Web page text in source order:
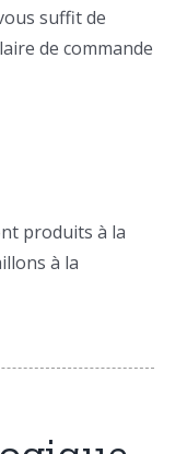
suffit de
de commande
produits à la
à la